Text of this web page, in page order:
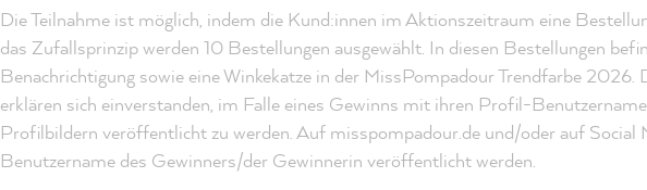
Die Teilnahme ist möglich, indem die Kund:innen im Aktionszeitraum eine
das Zufallsprinzip werden 10 Bestellungen ausgewählt. In diesen Bestellungen
Benachrichtigung sowie eine Winkekatze in der MissPompadour Trendfarbe 2026.
erklären sich einverstanden, im Falle eines Gewinns mit ihren Profil-
Profilbildern veröffentlicht zu werden. Auf misspompadour.de und/oder auf Social
Benutzername des Gewinners/der Gewinnerin veröffentlicht werden.